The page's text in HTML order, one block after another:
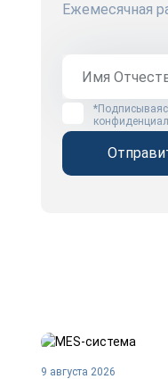
Ежемесячная
9 августа 2026